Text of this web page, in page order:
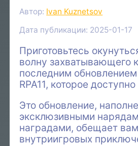
Автор: Ivan Kuznetsov
Дата публикации: 2025-01-17
Приготовьтесь
волну захватывающего
последним
RPA11, которое
Это обновление,
эксклюзивными
наградами, обещает
внутриигровых